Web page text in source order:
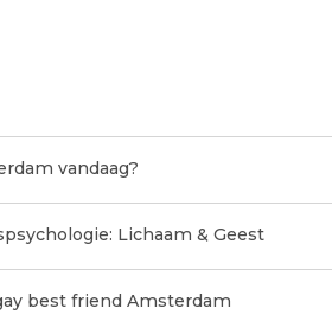
vandaag?
Lichaam & Geest
best friend Amsterdam